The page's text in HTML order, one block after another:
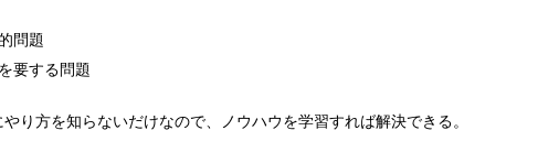
問題
要する問題
り方を知らないだけなので、ノウハウを学習すれば解決できる。